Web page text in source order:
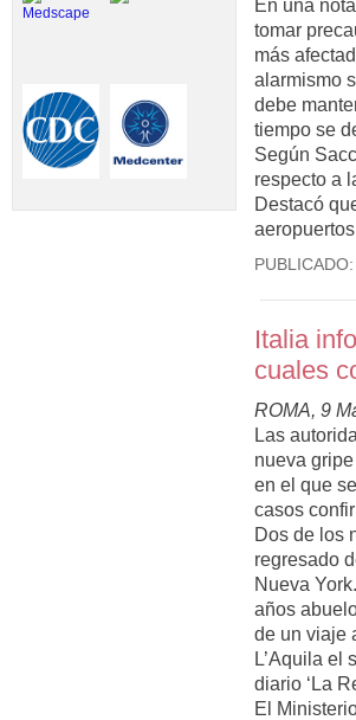
En una
tomar
más
alarmismo
debe
tiempo se
Según
respecto a
Destacó
PUBLICADO:
Italia
cuales
ROMA, 9
Las
nueva
en el que
casos
Dos de los
regresado
Nueva
años
de un viaje
L’Aquila el
diario ‘La
El